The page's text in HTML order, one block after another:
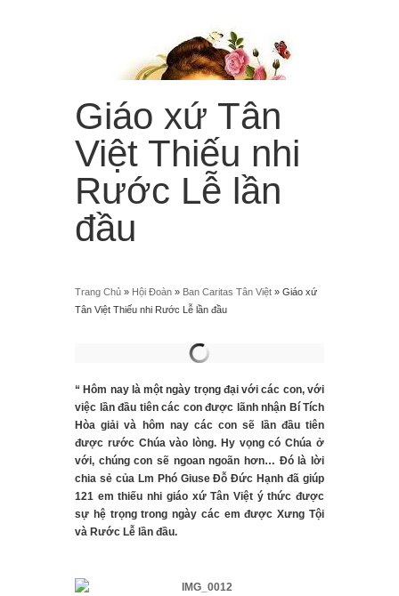
“Từ trời cao, Em sẽ làm mưa hoa hồng rơi xuống trần
Giáo xứ Tân
Việt Thiếu nhi
Rước Lễ lần
đầu
Trang Chủ » Hội Đoàn » Ban Caritas Tân Việt » Giáo xứ
Tân Việt Thiếu nhi Rước Lễ lần đầu
“ Hôm nay là một ngày trọng đại với các con, với
việc lần đầu tiên các con được lãnh nhận Bí Tích
Hòa giải và hôm nay các con sẽ lần đầu tiên
được rước Chúa vào lòng. Hy vọng có Chúa ở
với, chúng con sẽ ngoan ngoãn hơn… Đó là lời
chia sẻ của Lm Phó Giuse Đỗ Đức Hạnh đã giúp
121 em thiếu nhi giáo xứ Tân Việt ý thức được
sự hệ trọng trong ngày các em được Xưng Tội
và Rước Lễ lần đầu.